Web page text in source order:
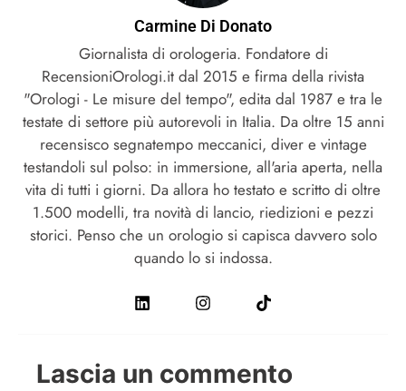
Carmine Di Donato
Giornalista di orologeria. Fondatore di
RecensioniOrologi.it dal 2015 e firma della rivista
"Orologi - Le misure del tempo", edita dal 1987 e tra le
testate di settore più autorevoli in Italia. Da oltre 15 anni
recensisco segnatempo meccanici, diver e vintage
testandoli sul polso: in immersione, all'aria aperta, nella
vita di tutti i giorni. Da allora ho testato e scritto di oltre
1.500 modelli, tra novità di lancio, riedizioni e pezzi
storici. Penso che un orologio si capisca davvero solo
quando lo si indossa.
Lascia un commento